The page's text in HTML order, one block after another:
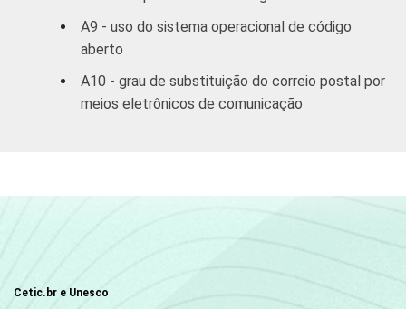
referentes a outubro/novembro de 2008.
2Não sabe / Não respondeu.
A categoria "O - Outros serviços coletivos,
sociais e pessoais" não reúne os grupos 90-
A9 - uso do sistema operacional de código
aberto
A10 - grau de substituição do correio postal por
meios eletrônicos de comunicação
Cetic.br e Unesco